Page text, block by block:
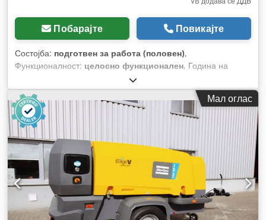
Побарајте Повикајте
Состојба: подготвен за работа (половен),
Функционалност: целосно функционален, Година на
, работни часови:
Мал оглас